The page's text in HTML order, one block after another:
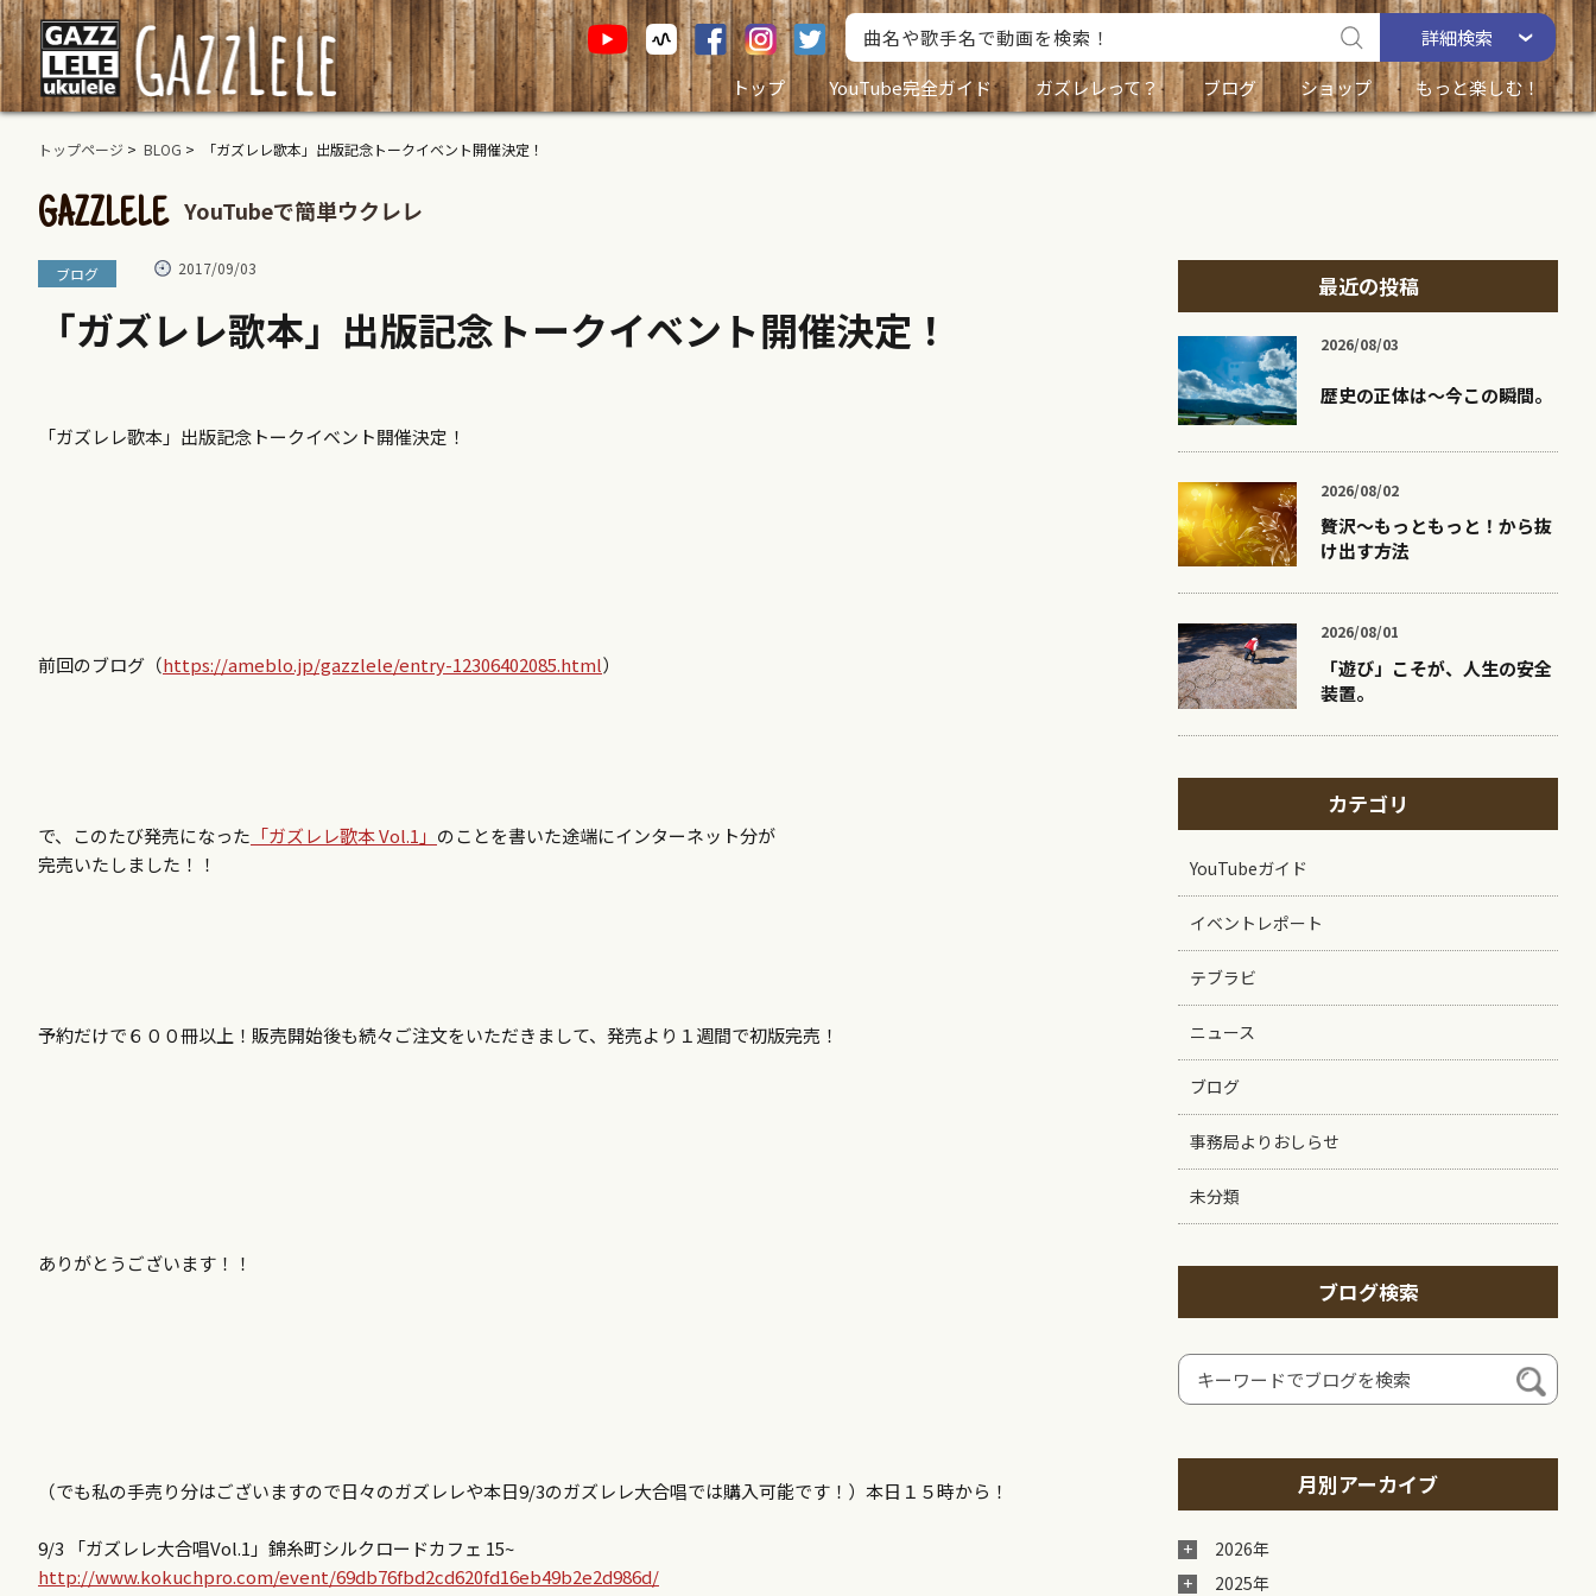
詳細検索
トップ
YouTube完全ガイド ガズレレって？ ブログ ショップ もっと楽しむ！
トップページ > BLOG > 「ガズレレ歌本」出版記念トークイベント開催決定！
GAZZLELE YouTubeで簡単ウクレレ
ブログ 2017/09/03
「ガズレレ歌本」出版記念トークイベント開催決定！
「ガズレレ歌本」出版記念トークイベント開催決定！
前回のブログ（https://ameblo.jp/gazzlele/entry-12306402085.html）
で、このたび発売になった 「ガズレレ歌本 Vol.1」 のことを書いた途端にインターネット分が
完売いたしました！！
予約だけで６００冊以上！販売開始後も続々ご注文をいただきまして、発売より１週間で初版完売！
ありがとうございます！！
（でも私の手売り分はございますので日々のガズレレや本日9/3のガズレレ大合唱では購入可能です！）本日１５時から！
9/3 「ガズレレ大合唱Vol.1」錦糸町シルクロードカフェ 15~
http://www.kokuchpro.com/event/69db76fbd2cd620fd16eb49b2e2d986d/
最近の投稿
2026/08/03
歴史の正体は〜今この瞬間。
2026/08/02
贅沢〜もっともっと！から抜
け出す方法
2026/08/01
「遊び」こそが、人生の安全
装置。
カテゴリ
YouTubeガイド
イベントレポート
テブラビ
ニュース
ブログ
事務局よりおしらせ
未分類
ブログ検索
月別アーカイブ
2026年
2025年